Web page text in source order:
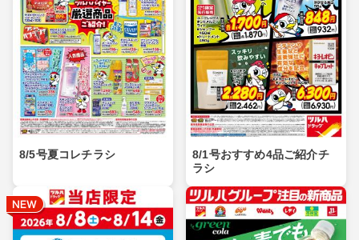
8/5号夏コレチラシ
8/1号おすすめ4品ご紹介チ
ラシ